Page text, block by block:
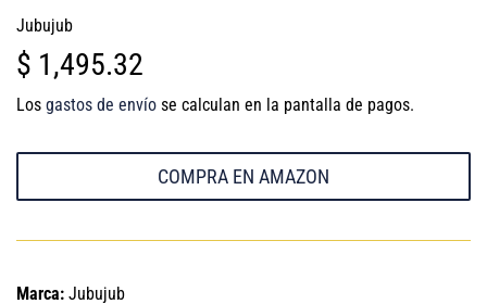
Jubujub
$ 1,495.32
1,495.32
Los gastos de envío se calculan en la pantalla de pagos.
COMPRA EN AMAZON
Marca: Jubujub